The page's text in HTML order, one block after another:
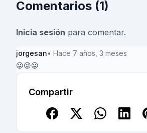
Comentarios (1)
Inicia sesión para comentar.
jorgesan• Hace 7 años, 3 meses
😜😜😜
Compartir